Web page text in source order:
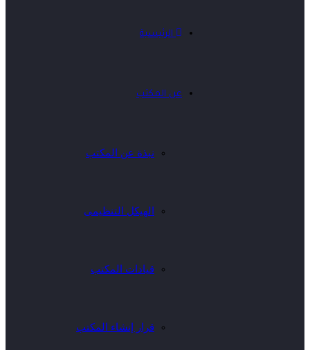
الرئيسية
عن المكتب
نبذة عن المكتب
الهيكل التنظيمى
قيادات المكتب
قرار إنشاء المكتب